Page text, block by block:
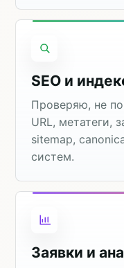
SEO и
Проверяю, не
URL, метатеги,
sitemap,
систем.
Заявки и